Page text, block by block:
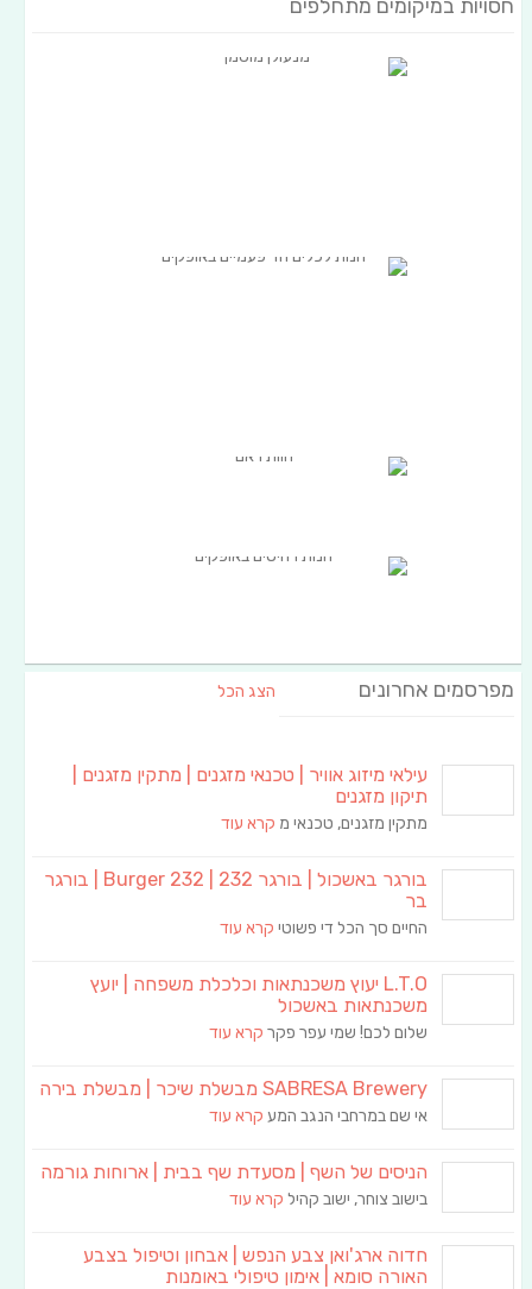
חסויות במיקומים מתחלפים
מפרסמים אחרונים הצג הכל
עילאי מיזוג אוויר | טכנאי מזגנים | מתקין מזגנים |
תיקון מזגנים
מתקין מזגנים, טכנאי מ קרא עוד
בורגר באשכול | בורגר 232 | Burger 232 | בורגר
בר
החיים סך הכל די פשוטי קרא עוד
L.T.O יעוץ משכנתאות וכלכלת משפחה | יועץ
משכנתאות באשכול
שלום לכם! שמי עפר פקר קרא עוד
SABRESA Brewery מבשלת שיכר | מבשלת בירה
אי שם במרחבי הנגב המע קרא עוד
הניסים של השף | מסעדת שף בבית | ארוחות גורמה
בישוב צוחר, ישוב קהיל קרא עוד
חדוה ארג'ואן צבע הנפש | אבחון וטיפול בצבע
האורה סומא | אימון טיפולי באומנות